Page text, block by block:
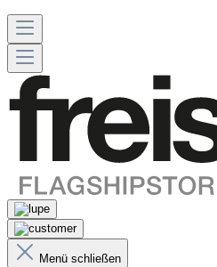
Menü schließen